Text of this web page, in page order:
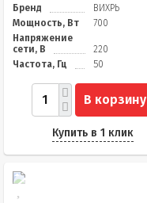
Бренд
ВИХРЬ
Мощность, Вт
700
Напряжение
сети, В
220
Частота, Гц
50
В корзину
Купить в 1 клик